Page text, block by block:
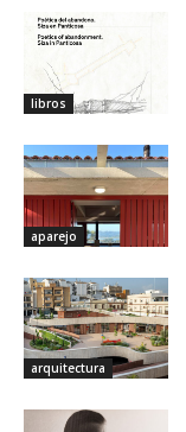
libros
aparejo
arquitectura